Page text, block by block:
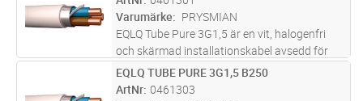
Varumärke
PRYSMIAN
EQLQ Tube Pure 3G1,5 är en vit, halogenfri
och skärmad installationskabel avsedd för
fast förläggning i både inom- och
utomhusmiljöer. Kabeln är uppbyggd med
M Lägg i kundvagn
EQLQ TUBE PURE 3G1,5 B250
ArtNr 0461303